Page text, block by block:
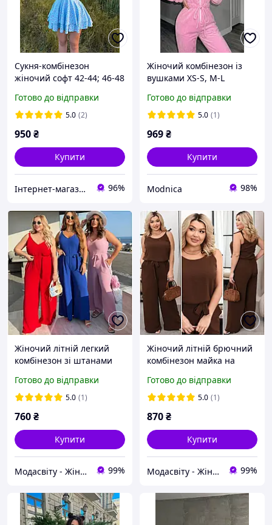
Сукня-комбінезон
жіночий софт 42-44; 46-48
Готово до відправки
5.0 (2)
950₴
Купити
Інтернет-магазин одягу «Richie» 96%
Жіночий комбінезон із
вушками XS-S, M-L
Готово до відправки
5.0 (1)
969₴
Купити
Modnica 98%
Жіночий літній легкий
комбінезон зі штанами
розмірів р- 48-60
Готово до відправки
5.0 (1)
760₴
Купити
Модасвіту - Жіночий одяг 99%
Жіночий літній брючний
комбінезон майка на
тканина жатка великі
розміри р-48-62
Готово до відправки
5.0 (1)
870₴
Купити
Модасвіту - Жіночий одяг 99%